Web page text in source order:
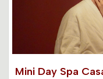
Mini Day Spa